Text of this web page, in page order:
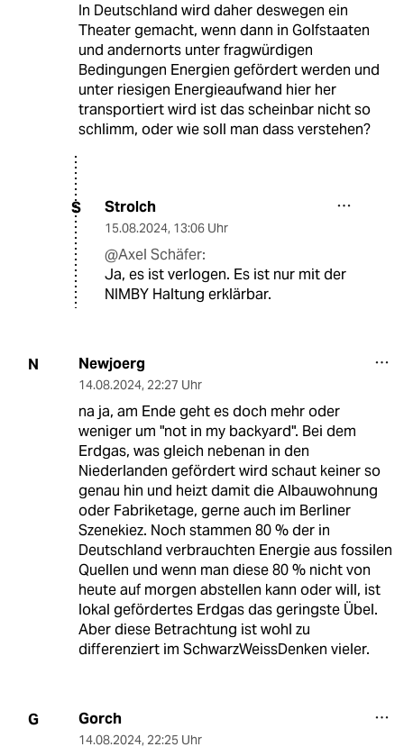
In Deutschland wird daher deswegen ein
Theater gemacht, wenn dann in Golfstaaten
und andernorts unter fragwürdigen
Bedingungen Energien gefördert werden und
unter riesigen Energieaufwand hier her
transportiert wird ist das scheinbar nicht so
schlimm, oder wie soll man dass verstehen?
S Strolch
15.08.2024, 13:06 Uhr
@Axel Schäfer:
Ja, es ist verlogen. Es ist nur mit der
NIMBY Haltung erklärbar.
N Newjoerg
14.08.2024, 22:27 Uhr
na ja, am Ende geht es doch mehr oder
weniger um "not in my backyard". Bei dem
Erdgas, was gleich nebenan in den
Niederlanden gefördert wird schaut keiner so
genau hin und heizt damit die Albauwohnung
oder Fabriketage, gerne auch im Berliner
Szenekiez. Noch stammen 80 % der in
Deutschland verbrauchten Energie aus fossilen
Quellen und wenn man diese 80 % nicht von
heute auf morgen abstellen kann oder will, ist
lokal gefördertes Erdgas das geringste Übel.
Aber diese Betrachtung ist wohl zu
differenziert im SchwarzWeissDenken vieler.
G Gorch
14.08.2024, 22:25 Uhr